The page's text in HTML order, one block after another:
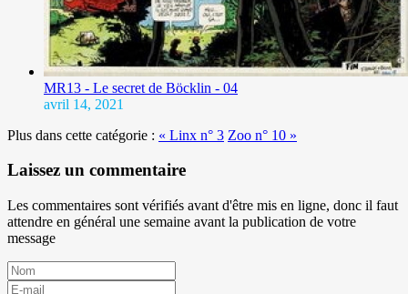
MR13 - Le secret de Böcklin - 04
avril 14, 2021
Plus dans cette catégorie : « Linx n° 3 Zoo n° 10 »
Laissez un commentaire
Les commentaires sont vérifiés avant d'être mis en ligne, donc il faut
attendre en général une semaine avant la publication de votre
message